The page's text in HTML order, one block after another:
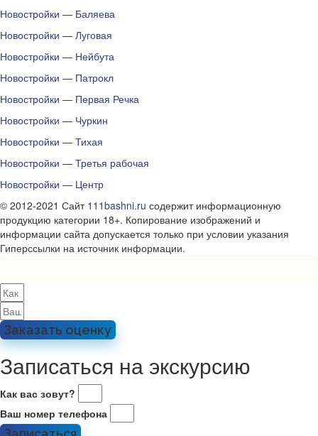
Новостройки — Баляева
Новостройки — Луговая
Новостройки — Нейбута
Новостройки — Патрокл
Новостройки — Первая Речка
Новостройки — Чуркин
Новостройки — Тихая
Новостройки — Третья рабочая
Новостройки — Центр
© 2012-2021 Сайт 111bashni.ru содержит информационную
продукцию категории 18+. Копирование изображений и
информации сайта допускается только при условии указания
Гиперссылки на источник информации.
Заказать оценку
Записаться на экскурсию
Как вас зовут?
Ваш номер телефона